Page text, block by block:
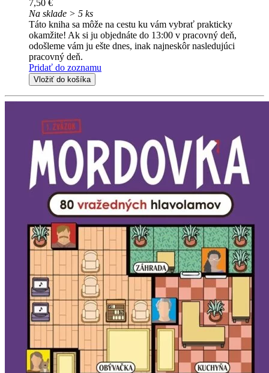
7,50 €
Na sklade > 5 ks
Táto kniha sa môže na cestu ku vám vybrať prakticky
okamžite! Ak si ju objednáte do 13:00 v pracovný deň,
odošleme vám ju ešte dnes, inak najneskôr nasledujúci
pracovný deň.
Pridať do zoznamu
Vložiť do košíka